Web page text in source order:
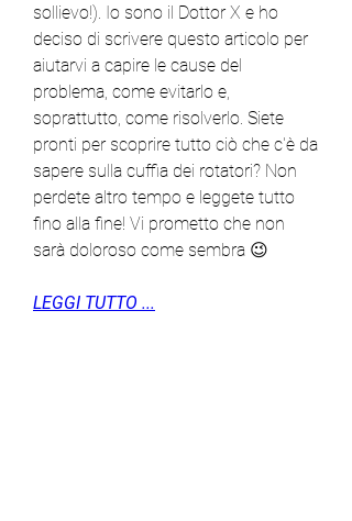
sollievo!). Io sono il Dottor X e ho
deciso di scrivere questo articolo per
aiutarvi a capire le cause del
problema, come evitarlo e,
soprattutto, come risolverlo. Siete
pronti per scoprire tutto ciò che c'è da
sapere sulla cuffia dei rotatori? Non
perdete altro tempo e leggete tutto
fino alla fine! Vi prometto che non
sarà doloroso come sembra 😉
LEGGI TUTTO ...